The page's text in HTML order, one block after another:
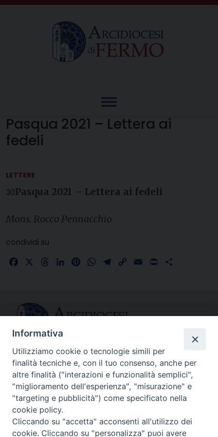
Skip
Pasqua 2021 – Lettera ai
fedeli
LETTERE
30Pasqua 2021 – Lettera ai fedeli
Mons. Rocco Pennacchio
condividi su
FacebookThreadsLinkedInPinterestWhatsApp
Telegram
Copy Email Print
CONTATTI
info@fermodiocesi.it
pec:economato.diocesifermo@legalmail.it
SEGUICI SU
Informativa
Utilizziamo cookie o tecnologie simili per
finalità tecniche e, con il tuo consenso, anche per
altre finalità ("interazioni e funzionalità semplici",
"miglioramento dell'esperienza", "misurazione" e
"targeting e pubblicità") come specificato nella
cookie policy.
Cliccando su "accetta" acconsenti all'utilizzo dei
cookie. Cliccando su "personalizza" puoi avere